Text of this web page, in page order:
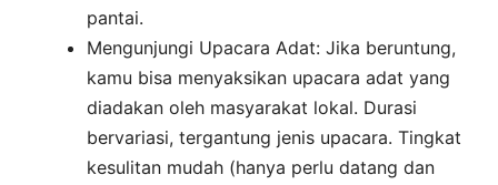
pantai.
Mengunjungi Upacara Adat: Jika beruntung,
kamu bisa menyaksikan upacara adat yang
diadakan oleh masyarakat lokal. Durasi
bervariasi, tergantung jenis upacara. Tingkat
kesulitan mudah (hanya perlu datang dan